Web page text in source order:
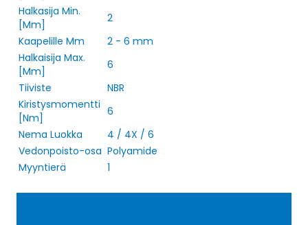
Halkasija Min.
[Mm]
2
Kaapelille Mm
2 - 6 mm
Halkaisija Max.
[Mm]
6
Tiiviste
NBR
Kiristysmomentti
[Nm]
6
Nema Luokka
4 / 4X / 6
Vedonpoisto-osa Polyamide
Myyntierä
1